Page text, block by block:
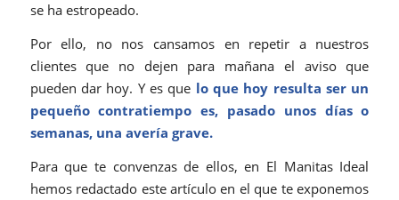
se ha estropeado.
Por ello, no nos cansamos en repetir a nuestros
clientes que no dejen para mañana el aviso que
pueden dar hoy. Y es que lo que hoy resulta ser un
pequeño contratiempo es, pasado unos días o
semanas, una avería grave.
Para que te convenzas de ellos, en El Manitas Ideal
hemos redactado este artículo en el que te exponemos